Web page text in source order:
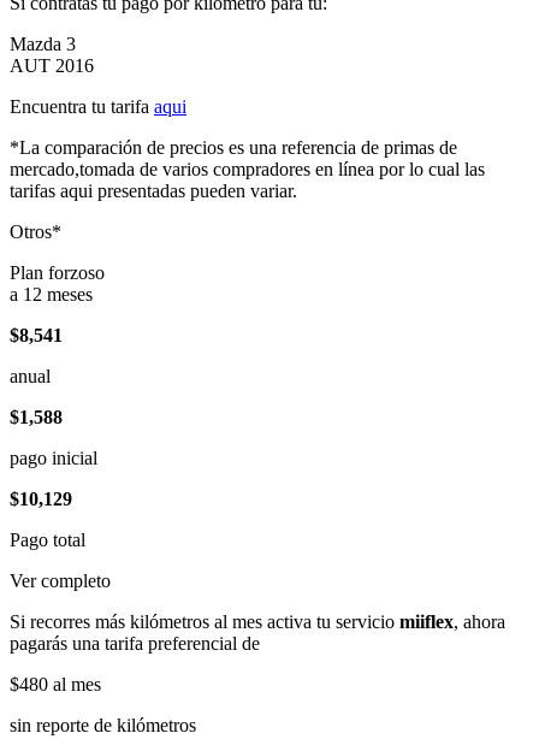
Mazda 3
AUT 2016
Encuentra tu tarifa aqui
*La comparación de precios es una referencia de primas de
mercado,tomada de varios compradores en línea por lo cual las
tarifas aqui presentadas pueden variar.
Otros*
Plan forzoso
a 12 meses
$8,541
anual
$1,588
pago inicial
$10,129
Pago total
Ver completo
Si recorres más kilómetros al mes activa tu servicio miiflex, ahora
pagarás una tarifa preferencial de
$480 al mes
sin reporte de kilómetros